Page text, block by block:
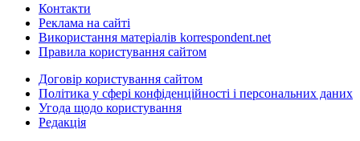
Контакти
Реклама на сайті
Використання матеріалів korrespondent.net
Правила користування сайтом
Договір користування сайтом
Політика у сфері конфіденційності і персональних даних
Угода щодо користування
Редакція